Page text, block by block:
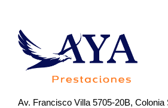
Av. Francisco Villa 5705-20B, Colonia